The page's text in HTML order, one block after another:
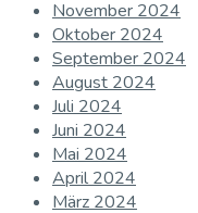
November 2024
Oktober 2024
September 2024
August 2024
Juli 2024
Juni 2024
Mai 2024
April 2024
März 2024